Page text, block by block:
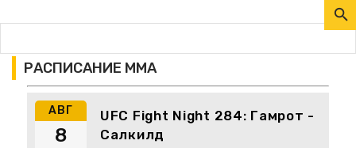
РАСПИСАНИЕ ММА
АВГ
UFC Fight Night 284: Гамрот -
Салкилд
8